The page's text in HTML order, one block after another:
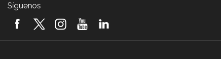
2026! (video)
Síguenos